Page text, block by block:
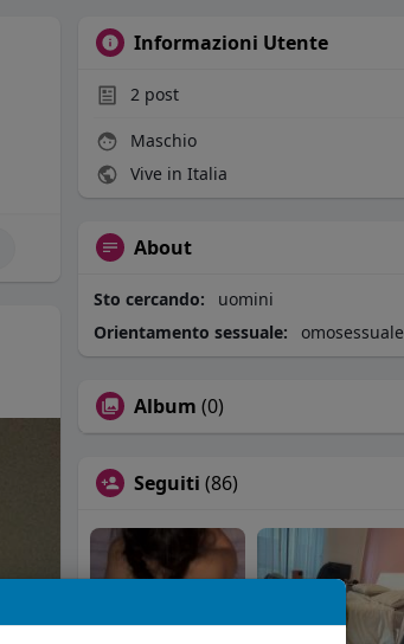
Informazioni Utente
2 post
Maschio
Vive in Italia
About
Sto cercando:
uomini
Orientamento sessuale:
omosessuale
Album (0)
Seguiti (86)